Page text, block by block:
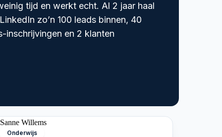
tijd en werkt echt. Al 2 jaar haal
zo’n 100 leads binnen, 40
inschrijvingen en 2 klanten
Onderwijs